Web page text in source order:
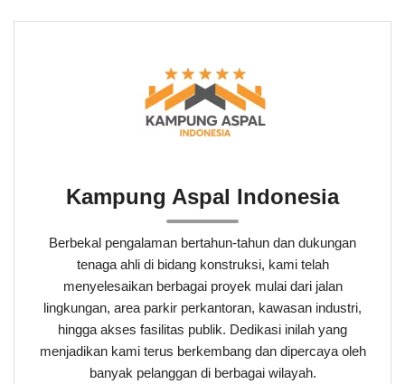
Kampung Aspal Indonesia
Berbekal pengalaman bertahun-tahun dan dukungan
tenaga ahli di bidang konstruksi, kami telah
menyelesaikan berbagai proyek mulai dari jalan
lingkungan, area parkir perkantoran, kawasan industri,
hingga akses fasilitas publik. Dedikasi inilah yang
menjadikan kami terus berkembang dan dipercaya oleh
banyak pelanggan di berbagai wilayah.